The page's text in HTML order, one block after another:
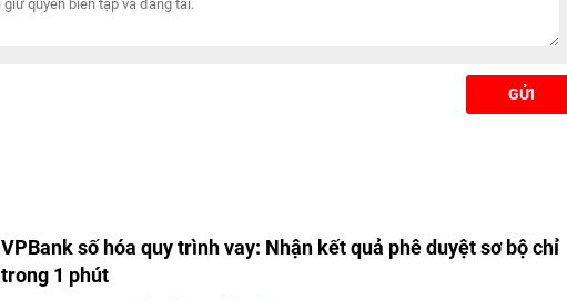
GỬI
VPBank số hóa quy trình vay: Nhận kết quả phê duyệt sơ bộ chỉ
trong 1 phút